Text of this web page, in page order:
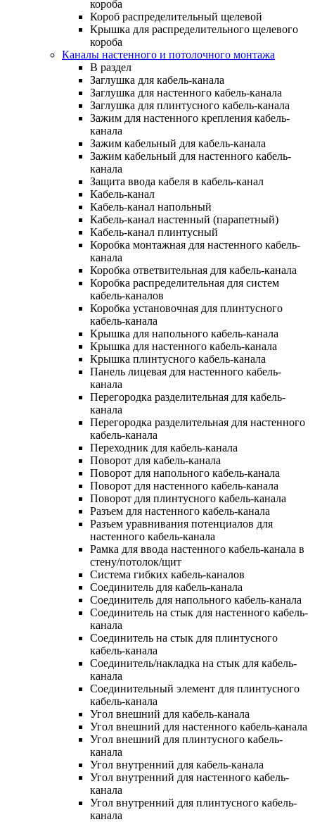
короба
Короб распределительный щелевой
Крышка для распределительного щелевого
короба
Каналы настенного и потолочного монтажа
В раздел
Заглушка для кабель-канала
Заглушка для настенного кабель-канала
Заглушка для плинтусного кабель-канала
Зажим для настенного крепления кабель-
канала
Зажим кабельный для кабель-канала
Зажим кабельный для настенного кабель-
канала
Защита ввода кабеля в кабель-канал
Кабель-канал
Кабель-канал напольный
Кабель-канал настенный (парапетный)
Кабель-канал плинтусный
Коробка монтажная для настенного кабель-
канала
Коробка ответвительная для кабель-канала
Коробка распределительная для систем
кабель-каналов
Коробка установочная для плинтусного
кабель-канала
Крышка для напольного кабель-канала
Крышка для настенного кабель-канала
Крышка плинтусного кабель-канала
Панель лицевая для настенного кабель-
канала
Перегородка разделительная для кабель-
канала
Перегородка разделительная для настенного
кабель-канала
Переходник для кабель-канала
Поворот для кабель-канала
Поворот для напольного кабель-канала
Поворот для настенного кабель-канала
Поворот для плинтусного кабель-канала
Разъем для настенного кабель-канала
Разъем уравнивания потенциалов для
настенного кабель-канала
Рамка для ввода настенного кабель-канала в
стену/потолок/щит
Система гибких кабель-каналов
Соединитель для кабель-канала
Соединитель для напольного кабель-канала
Соединитель на стык для настенного кабель-
канала
Соединитель на стык для плинтусного
кабель-канала
Соединитель/накладка на стык для кабель-
канала
Соединительный элемент для плинтусного
кабель-канала
Угол внешний для кабель-канала
Угол внешний для настенного кабель-канала
Угол внешний для плинтусного кабель-
канала
Угол внутренний для кабель-канала
Угол внутренний для настенного кабель-
канала
Угол внутренний для плинтусного кабель-
канала